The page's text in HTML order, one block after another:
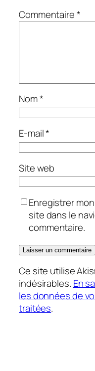
Commentaire*
Nom*
E-mail*
Site web
Enregistrer
site dans le
commentaire.
Ce site utilise
indésirables. En
les données de
traitées.